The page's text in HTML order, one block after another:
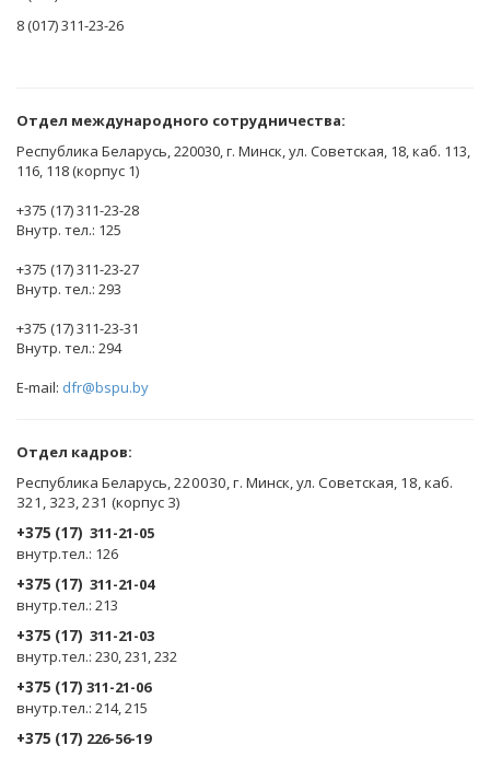
8 (017) 311-23-26
Отдел международного сотрудничества:
Республика Беларусь, 220030, г. Минск, ул. Советская, 18, каб. 113,
116, 118 (корпус 1)
+375 (17) 311-23-28
Внутр. тел.: 125
+375 (17) 311-23-27
Внутр. тел.: 293
+375 (17) 311-23-31
Внутр. тел.: 294
E-mail: dfr@bspu.by
Отдел кадров:
Республика Беларусь, 220030, г. Минск, ул. Советская, 18, каб.
321, 323, 231 (корпус 3)
+375 (17) 311-21-05
внутр.тел.: 126
+375 (17) 311-21-04
внутр.тел.: 213
+375 (17) 311-21-03
внутр.тел.: 230, 231, 232
+375 (17) 311-21-06
внутр.тел.: 214, 215
+375 (17) 226-56-19